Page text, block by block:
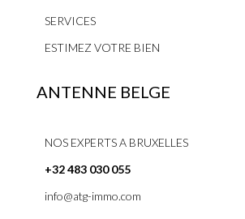
SERVICES
ESTIMEZ VOTRE BIEN
ANTENNE BELGE
NOS EXPERTS A BRUXELLES
+32 483 030 055
info@atg-immo.com